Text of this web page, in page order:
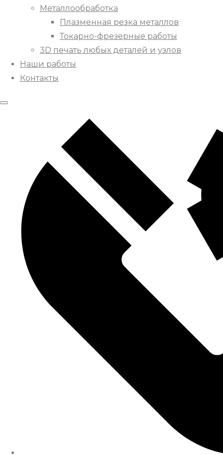
Металлообработка
Плазменная резка металлов
Токарно-фрезерные работы
3D печать любых деталей и узлов
Наши работы
Контакты